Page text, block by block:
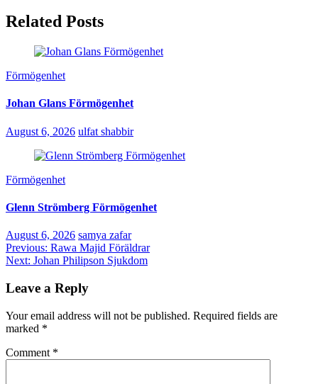
Related Posts
Förmögenhet
Johan Glans Förmögenhet
August 6, 2026 ulfat shabbir
Förmögenhet
Glenn Strömberg Förmögenhet
August 6, 2026 samya zafar
Post
navigation
Previous: Rawa Majid Föräldrar
Next: Johan Philipson Sjukdom
Leave a Reply
Your email address will not be published. Required fields are
marked *
Comment *